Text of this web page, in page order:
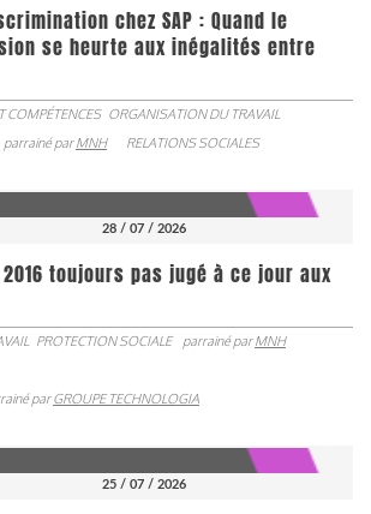
chez SAP : Quand le
se heurte aux inégalités entre
COMPÉTENCES ORGANISATION DU TRAVAIL
parrainé parMNH RELATIONS SOCIALES
28 / 07 / 2026
toujours pas jugé à ce jour aux
PROTECTION SOCIALE parrainé parMNH
parGROUPE TECHNOLOGIA
25 / 07 / 2026